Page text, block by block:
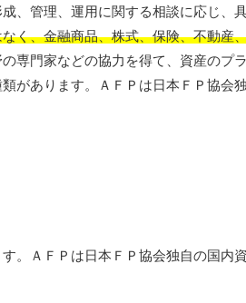
、管理、運用に関する相談に応じ、
く、金融商品、株式、保険、不動産
専門家などの協力を得て、資産のプ
があります。ＡＦＰは日本ＦＰ協会
。ＡＦＰは日本ＦＰ協会独自の国内